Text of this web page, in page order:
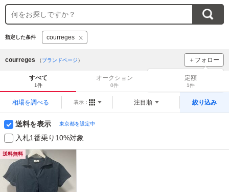
指定した条件 courreges
courreges （ブランドページ） ＋フォロー
ブランドをフォロー
をチェック！
すべて
1件
オークション
0件
定額
1件
相場を調べる 表示： 注目順 絞り込み
送料を表示 東京都を設定中
入札1番乗り10%対象
送料無料